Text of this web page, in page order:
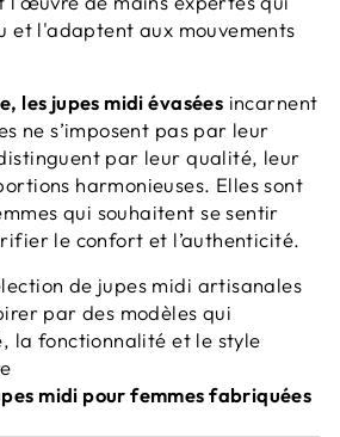
et l'adaptent aux mouvements
les jupes midi évasées incarnent
ne s’imposent pas par leur
par leur qualité, leur
harmonieuses. Elles sont
qui souhaitent se sentir
le confort et l’authenticité.
de jupes midi artisanales
par des modèles qui
la fonctionnalité et le style
midi pour femmes fabriquées